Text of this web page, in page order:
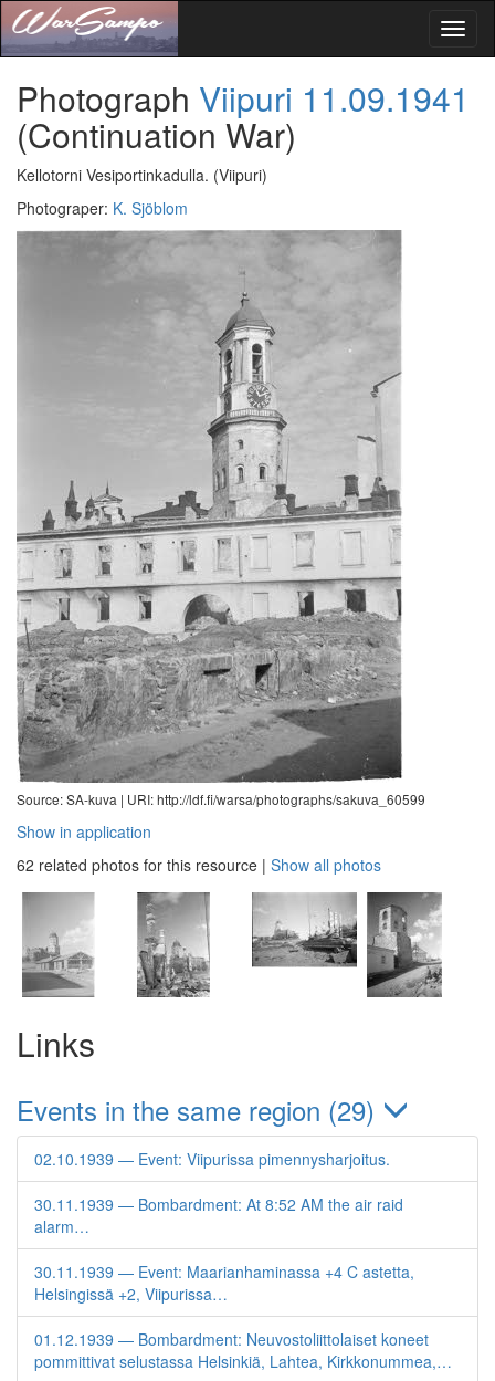
Photograph Viipuri 11.09.1941
(Continuation War)
Kellotorni Vesiportinkadulla. (Viipuri)
Photograper: K. Sjöblom
Source: SA-kuva | URI: http://ldf.fi/warsa/photographs/sakuva_60599
Show in application
62 related photos for this resource | Show all photos
Links
Events in the same region (29)
02.10.1939 — Event: Viipurissa pimennysharjoitus.
30.11.1939 — Bombardment: At 8:52 AM the air raid
alarm…
30.11.1939 — Event: Maarianhaminassa +4 C astetta,
Helsingissä +2, Viipurissa…
01.12.1939 — Bombardment: Neuvostoliittolaiset koneet
pommittivat selustassa Helsinkiä, Lahtea, Kirkkonummea,…